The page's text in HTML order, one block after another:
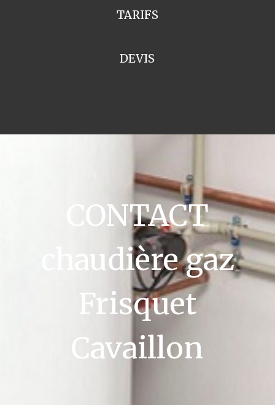
TARIFS
DEVIS
CONTACT
chaudière gaz
Frisquet
Cavaillon